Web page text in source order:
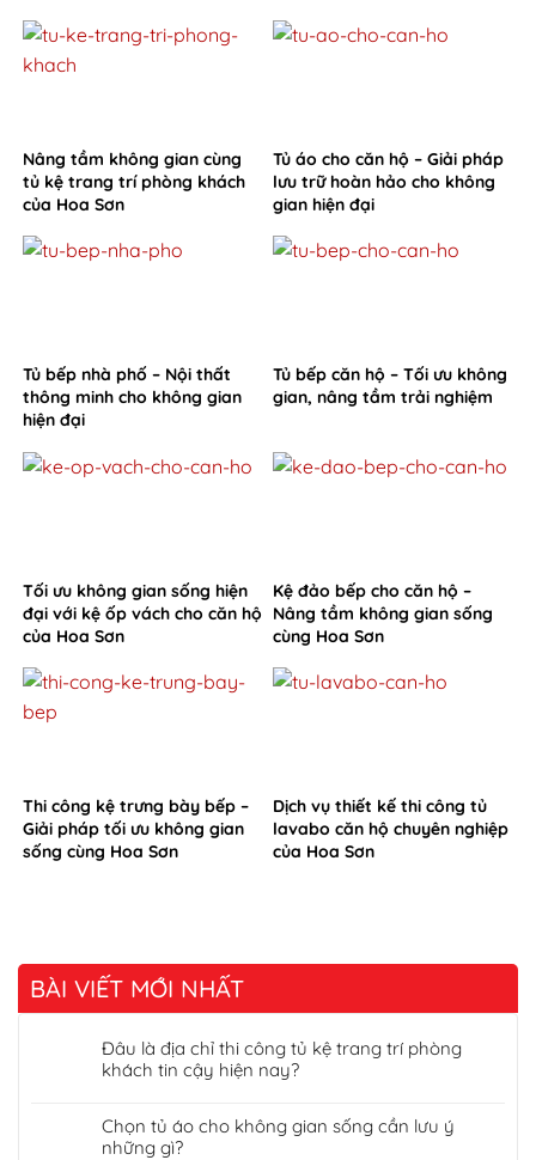
Nâng tầm không gian cùng
tủ kệ trang trí phòng khách
của Hoa Sơn
Tủ áo cho căn hộ – Giải pháp
lưu trữ hoàn hảo cho không
gian hiện đại
Tủ bếp nhà phố – Nội thất
thông minh cho không gian
hiện đại
Tủ bếp căn hộ – Tối ưu không
gian, nâng tầm trải nghiệm
Tối ưu không gian sống hiện
đại với kệ ốp vách cho căn hộ
của Hoa Sơn
Kệ đảo bếp cho căn hộ –
Nâng tầm không gian sống
cùng Hoa Sơn
Thi công kệ trưng bày bếp –
Giải pháp tối ưu không gian
sống cùng Hoa Sơn
Dịch vụ thiết kế thi công tủ
lavabo căn hộ chuyên nghiệp
của Hoa Sơn
BÀI VIẾT MỚI NHẤT
Đâu là địa chỉ thi công tủ kệ trang trí phòng
khách tin cậy hiện nay?
Chọn tủ áo cho không gian sống cần lưu ý
những gì?